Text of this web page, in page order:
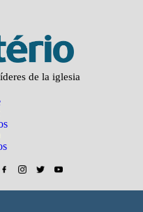
de la iglesia